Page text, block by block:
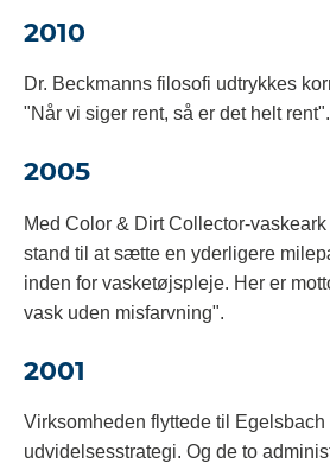
2010
Dr. Beckmanns filosofi udtrykkes
"Når vi siger rent, så er det helt rent".
2005
Med Color & Dirt Collector-
stand til at sætte en yderligere
inden for vasketøjspleje. Her er
vask uden misfarvning".
2001
Virksomheden flyttede til
udvidelsesstrategi. Og de to